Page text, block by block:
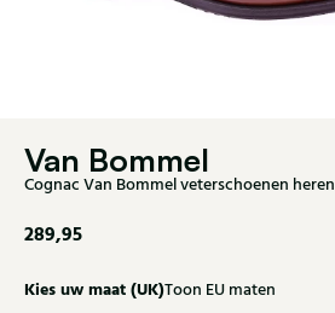
Van Bommel
Cognac Van Bommel veterschoenen
289,95
Kies uw maat (UK)Toon EU maten